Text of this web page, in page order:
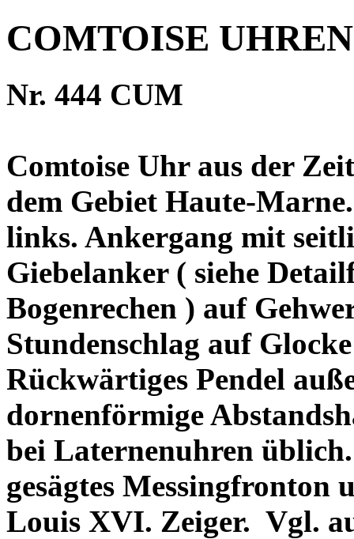
COMTOISE
Nr. 444 CUM
Comtoise Uhr aus der
dem Gebiet Haute-
links. Ankergang mit
Giebelanker ( siehe
Bogenrechen ) auf
Stundenschlag auf
Rückwärtiges Pendel
dornenförmige
bei Laternenuhren
gesägtes Messingfronton
Louis XVI. Zeiger. Vgl.